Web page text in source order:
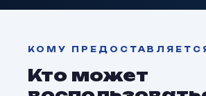
КОМУ
Кто может